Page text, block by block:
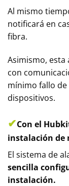
Al mismo
notificará en
fibra.
Asimismo, esta
con
mínimo fallo
dispositivos.
✔Con el
instalación de
El sistema de
sencilla
instalación.